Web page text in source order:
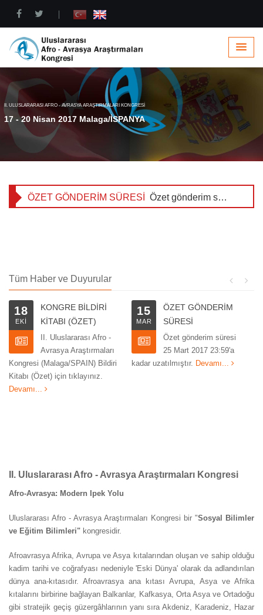
|
KONGRE BİLDİRİ KİTABI (ÖZET)II. Uluslararası Afro - Avrasya Araştırmaları Kongresi (Malaga/SPAIN) Bildiri Kitabı (Özet) için tıklayınız.
ÖZET GÖNDERİM SÜRESİ Özet gönderim süresi 25 Mart 2017 23:59'a kadar uzatılmıştır.
Tüm Haber ve Duyurular
18
EKİ
KONGRE BİLDİRİ
KİTABI (ÖZET)
II. Uluslararası Afro -
Avrasya Araştırmaları
Kongresi (Malaga/SPAIN) Bildiri
Kitabı (Özet) için tıklayınız.
Devamı...
15
MAR
ÖZET GÖNDERİM
SÜRESİ
Özet gönderim süresi
25 Mart 2017 23:59'a
kadar uzatılmıştır. Devamı...
II. Uluslararası Afro - Avrasya Araştırmaları Kongresi
Afro-Avrasya: Modern Ipek Yolu
Uluslararası Afro - Avrasya Araştırmaları Kongresi bir "Sosyal Bilimler
ve Eğitim Bilimleri" kongresidir.
Afroavrasya Afrika, Avrupa ve Asya kıtalarından oluşan ve sahip olduğu
kadim tarihi ve coğrafyası nedeniyle 'Eski Dünya' olarak da adlandırılan
dünya ana-kıtasıdır. Afroavrasya ana kıtası Avrupa, Asya ve Afrika
kıtalarını birbirine bağlayan Balkanlar, Kafkasya, Orta Asya ve Ortadoğu
gibi stratejik geçiş güzergâhlarının yanı sıra Akdeniz, Karadeniz, Hazar